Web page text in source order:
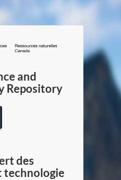
/
Canada
and
Repository
des
technologie